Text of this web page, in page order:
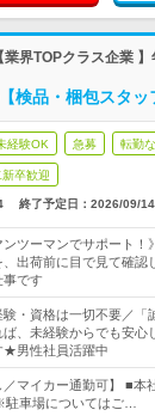
界TOPクラス企業
検品・梱包スタ
経験OK 急募 転勤
卒歓迎
終了予定日： 2026/09/14
ンツーマンでサポート
、出荷前に目で見て確認
事です
験・資格は一切不要／「
ば、未経験からでも安心
★男性社員活躍中
／マイカー通勤可】 ■本
車場についてはご…